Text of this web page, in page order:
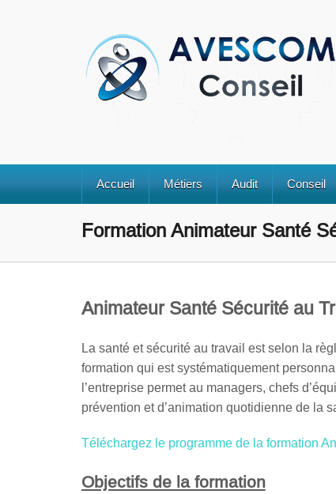
Accueil Métiers Audit Conseil
Formation Animateur Santé
Animateur Santé Sécurité au
La santé et sécurité au travail est selon la
formation qui est systématiquement
l’entreprise permet au managers, chefs
prévention et d’animation quotidienne de la
Téléchargez le programme de la formation
Objectifs de la formation